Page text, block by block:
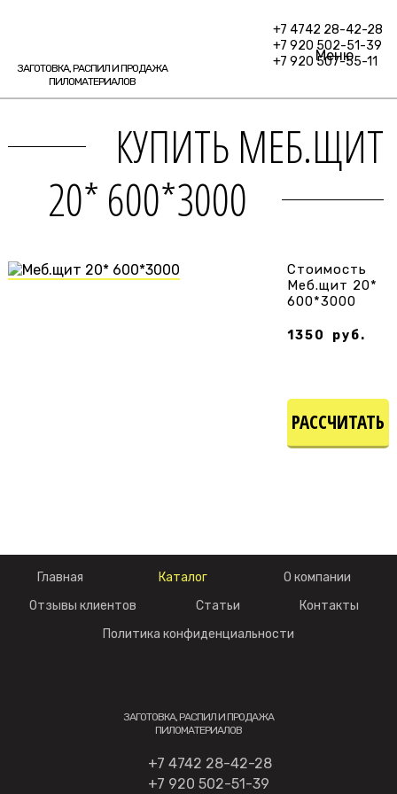
ЗАГОТОВКА, РАСПИЛ И ПРОДАЖА
ПИЛОМАТЕРИАЛОВ
+7 4742 28-42-28
+7 920 502-51-39
+7 920 507-55-11
Меню
КУПИТЬ МЕБ.ЩИТ
20* 600*3000
Стоимость
Меб.щит 20*
600*3000
1350 руб.
РАССЧИТАТЬ
ЗАГОТОВКА, РАСПИЛ И ПРОДАЖА
ПИЛОМАТЕРИАЛОВ
Главная Каталог
О компании
Отзывы клиентов
Статьи
Контакты
Политика конфиденциальности
+7 4742 28-42-28
+7 920 502-51-39